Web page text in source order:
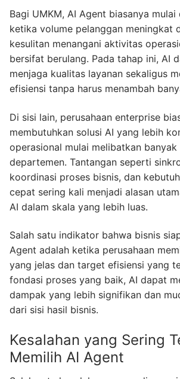
Bagi UMKM, AI Agent biasanya
ketika volume pelanggan meningkat
kesulitan menangani aktivitas
bersifat berulang. Pada tahap ini, AI
menjaga kualitas layanan sekaligus
efisiensi tanpa harus menambah
Di sisi lain, perusahaan enterprise
membutuhkan solusi AI yang lebih
operasional mulai melibatkan banyak
departemen. Tantangan seperti
koordinasi proses bisnis, dan
cepat sering kali menjadi alasan
AI dalam skala yang lebih luas.
Salah satu indikator bahwa bisnis
Agent adalah ketika perusahaan
yang jelas dan target efisiensi yang
fondasi proses yang baik, AI dapat
dampak yang lebih signifikan dan
dari sisi hasil bisnis.
Kesalahan yang Sering
Memilih AI Agent